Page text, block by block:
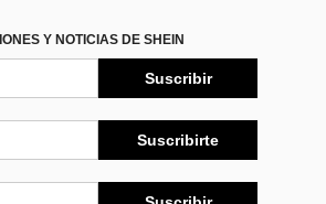
Y NOTICIAS DE SHEIN
Suscribir
Suscribirte